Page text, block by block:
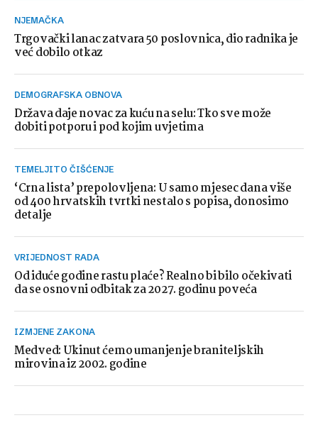
NJEMAČKA
Trgovački lanac zatvara 50 poslovnica, dio radnika je
već dobilo otkaz
DEMOGRAFSKA OBNOVA
Država daje novac za kuću na selu: Tko sve može
dobiti potporu i pod kojim uvjetima
TEMELJITO ČIŠĆENJE
‘Crna lista’ prepolovljena: U samo mjesec dana više
od 400 hrvatskih tvrtki nestalo s popisa, donosimo
detalje
VRIJEDNOST RADA
Od iduće godine rastu plaće? Realno bi bilo očekivati
da se osnovni odbitak za 2027. godinu poveća
IZMJENE ZAKONA
Medved: Ukinut ćemo umanjenje braniteljskih
mirovina iz 2002. godine